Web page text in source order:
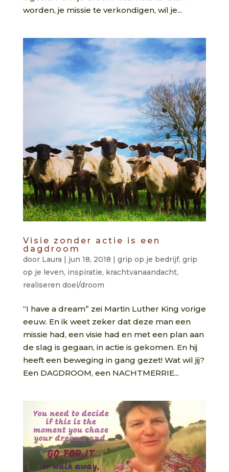
worden, je missie te verkondigen, wil je...
Visie zonder actie is een
dagdroom
door Laura | jun 18, 2018 | grip op je bedrijf, grip
op je leven, inspiratie, krachtvanaandacht,
realiseren doel/droom
“I have a dream” zei Martin Luther King vorige
eeuw. En ik weet zeker dat deze man een
missie had, een visie had en met een plan aan
de slag is gegaan, in actie is gekomen. En hij
heeft een beweging in gang gezet! Wat wil jij?
Een DAGDROOM, een NACHTMERRIE...